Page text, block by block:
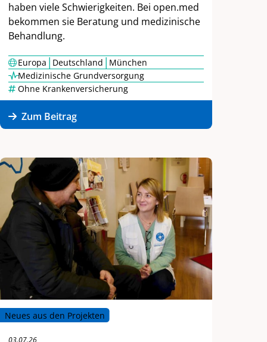
haben viele Schwierigkeiten. Bei open.med
bekommen sie Beratung und medizinische
Behandlung.
Europa|Deutschland|München
Medizinische Grundversorgung
Ohne Krankenversicherung
Zum Beitrag
Neues aus den Projekten
03.07.26